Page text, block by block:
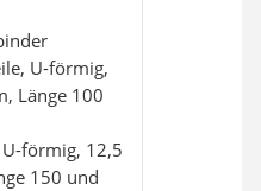
U-förmig,
Länge 100
förmig, 12,5
150 und